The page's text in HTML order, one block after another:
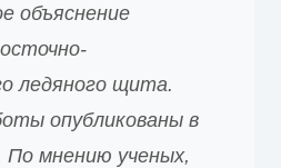
объяснение
ледяного щита.
опубликованы в
По мнению ученых,